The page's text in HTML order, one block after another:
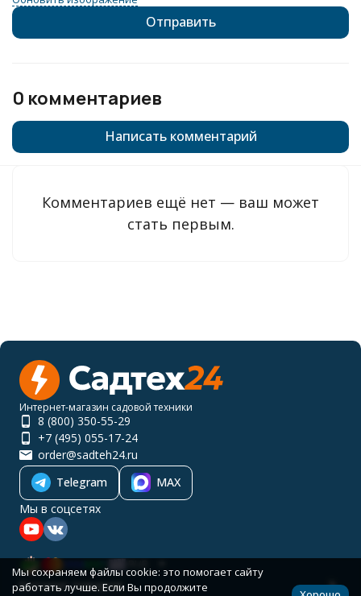
0 комментариев
Написать комментарий
Комментариев ещё нет — ваш может
стать первым.
Интернет-магазин садовой техники
8 (800) 350-55-29
+7 (495) 055-17-24
order@sadteh24.ru
Telegram
MAX
Мы в соцсетях
Каталог товаров
Мы сохраняем файлы cookie: это помогает сайту
работать лучше. Если Вы продолжите